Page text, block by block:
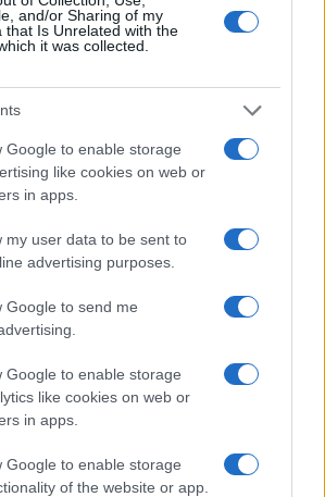
and/or Sharing of my
that Is Unrelated with the
it was collected.
Google to enable storage
like cookies on web or
in apps.
my user data to be sent to
advertising purposes.
Google to send me
Google to enable storage
like cookies on web or
in apps.
Google to enable storage
of the website or app.
hogy ki lesz a